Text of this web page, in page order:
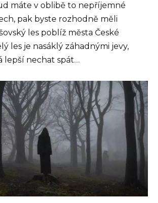
máte v oblibě to nepříjemné
pak byste rozhodně měli
les poblíž města České
les je nasáklý záhadnými jevy,
lepší nechat spát…